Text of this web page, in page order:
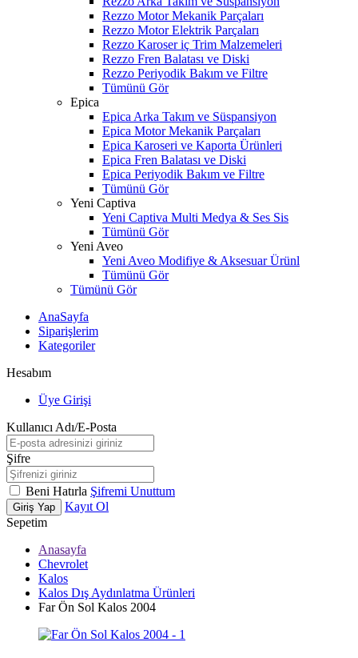
Rezzo Motor Mekanik Parçaları
Rezzo Motor Elektrik Parçaları
Rezzo Karoser iç Trim Malzemeleri
Rezzo Fren Balatası ve Diski
Rezzo Periyodik Bakım ve Filtre
Tümünü Gör
Epica
Epica Arka Takım ve Süspansiyon
Epica Motor Mekanik Parçaları
Epica Karoseri ve Kaporta Ürünleri
Epica Fren Balatası ve Diski
Epica Periyodik Bakım ve Filtre
Tümünü Gör
Yeni Captiva
Yeni Captiva Multi Medya & Ses Sis
Tümünü Gör
Yeni Aveo
Yeni Aveo Modifiye & Aksesuar Ürünl
Tümünü Gör
Tümünü Gör
AnaSayfa
Siparişlerim
Kategoriler
Hesabım
Üye Girişi
Kullanıcı Adı/E-Posta
Şifre
Beni Hatırla Şifremi Unuttum
Giriş Yap
Kayıt Ol
Sepetim
Anasayfa
Chevrolet
Kalos
Kalos Dış Aydınlatma Ürünleri
Far Ön Sol Kalos 2004